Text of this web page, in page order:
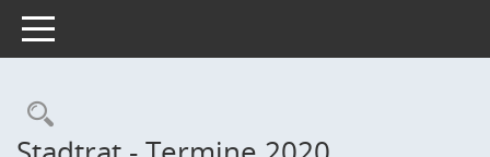
Toggle navigation
Rechercheauswahl